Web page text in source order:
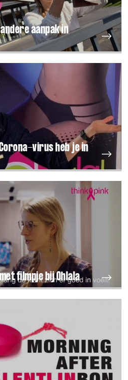
aanpak in
virus heb je in
filmpje bij Ohlala